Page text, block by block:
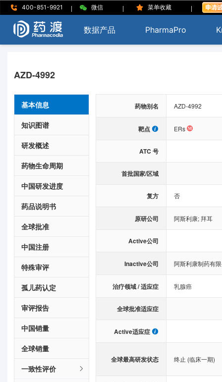
400-851-9921 | 微信 | 菜单收藏 |
数据产品 PharmaPro
AZD-4992
基本信息
知识图谱
研发概述
药物生命周期
中国研发进度
药品说明书
全球批准
中国注册
特殊审评
孤儿药认定
审评报告
中国销量
全球销量
一致性评价
药物别名 AZD-4992
靶点 ERs
ATC 号
首批国家/区域
复方 否
原研公司 阿斯利康;拜耳
Active公司
Inactive公司 阿斯利康制药有
治疗领域 / 适应症 乳腺癌
全球批准适应症
Active适应症
全球最高研发状态 终止 (临床一期)